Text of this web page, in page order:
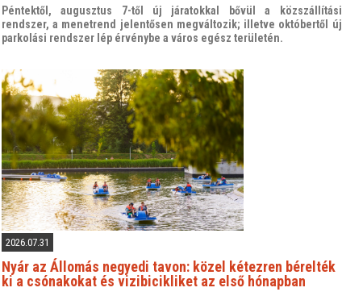
Péntektől, augusztus 7-től új járatokkal bővül a közszállítási
rendszer, a menetrend jelentősen megváltozik; illetve októbertől új
parkolási rendszer lép érvénybe a város egész területén.
2026.07.31
Nyár az Állomás negyedi tavon: közel kétezren bérelték
ki a csónakokat és vizibicikliket az első hónapban